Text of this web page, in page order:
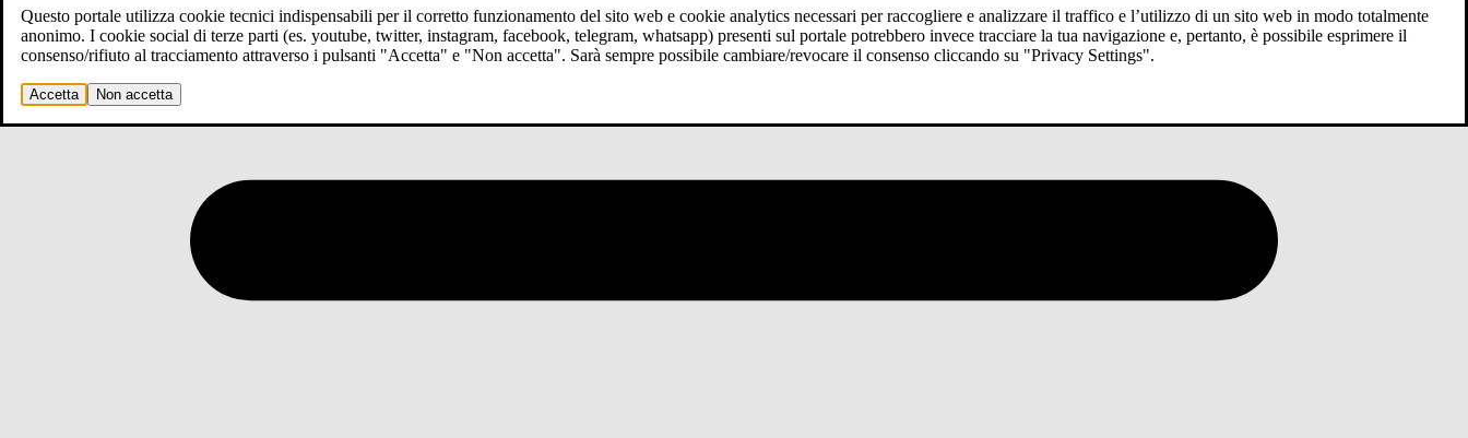
Questo portale utilizza cookie tecnici indispensabili per il corretto funzionamento del sito web e cookie analytics necessari per raccogliere e analizzare il traffico e l’utilizzo di un sito web in modo totalmente
anonimo. I cookie social di terze parti (es. youtube, twitter, instagram, facebook, telegram, whatsapp) presenti sul portale potrebbero invece tracciare la tua navigazione e, pertanto, è possibile esprimere il
consenso/rifiuto al tracciamento attraverso i pulsanti "Accetta" e "Non accetta". Sarà sempre possibile cambiare/revocare il consenso cliccando su "Privacy Settings".
Accetta Non accetta